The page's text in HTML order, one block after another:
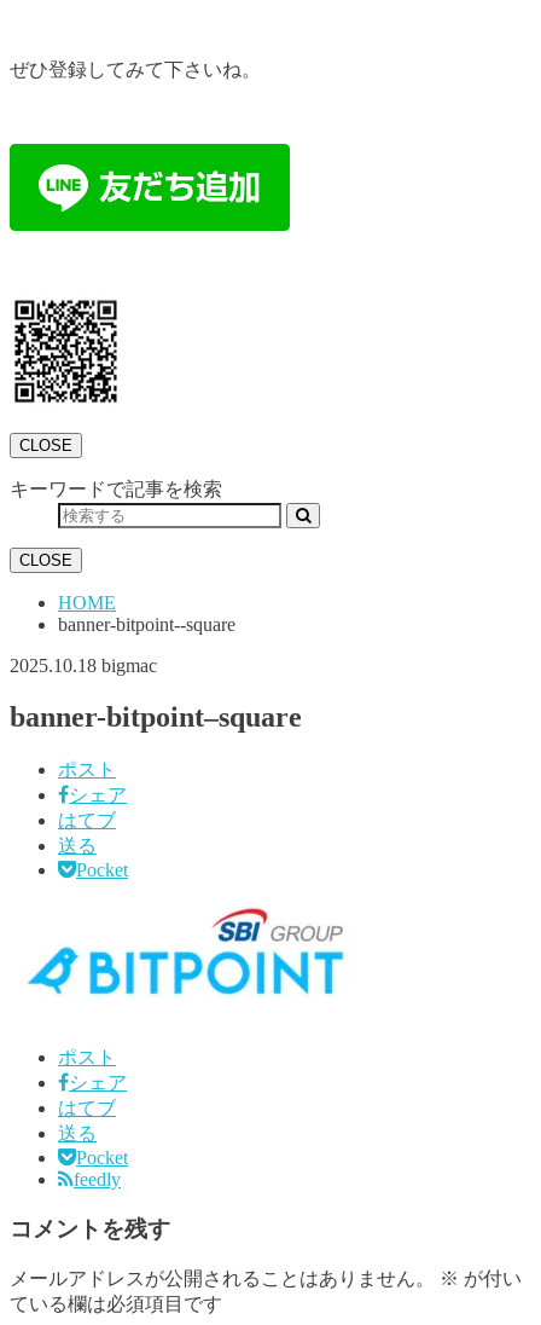
ぜひ登録してみて下さいね。
CLOSE
キーワードで記事を検索
CLOSE
HOME
banner-bitpoint--square
2025.10.18 bigmac
banner-bitpoint–square
ポスト
シェア
はてブ
送る
Pocket
ポスト
シェア
はてブ
送る
Pocket
feedly
コメントを残す
メールアドレスが公開されることはありません。 ※ が付い
ている欄は必須項目です